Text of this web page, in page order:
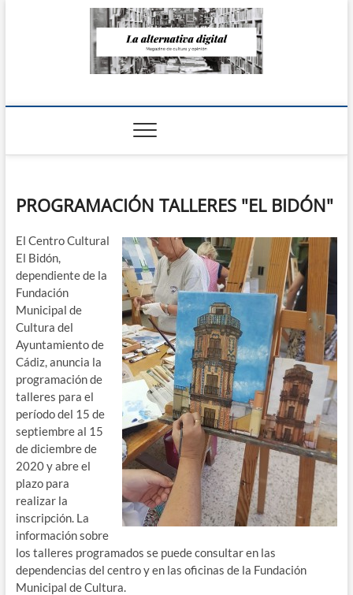
La Alternativa
PROGRAMACIÓN TALLERES "EL BIDÓN"
El Centro Cultural
El Bidón,
dependiente de la
Fundación
Municipal de
Cultura del
Ayuntamiento de
Cádiz, anuncia la
programación de
talleres para el
período del 15 de
septiembre al 15
de diciembre de
2020 y abre el
plazo para
realizar la
inscripción. La
información sobre
los talleres programados se puede consultar en las
dependencias del centro y en las oficinas de la Fundación
Municipal de Cultura.